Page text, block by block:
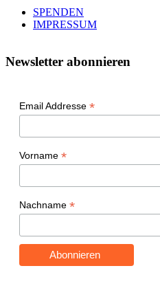
SPENDEN
IMPRESSUM
Newsletter abonnieren
Email Addresse *
Vorname *
Nachname *